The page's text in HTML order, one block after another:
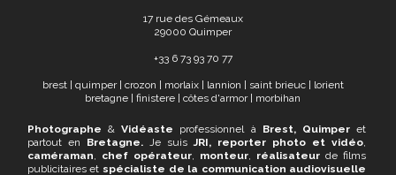
Photographe & Vidéaste professionnel à Brest, Quimper et
partout en Bretagne.Je suisJRI, reporter photo et vidéo,
caméraman, chef opérateur, monteur, réalisateur de films
publicitaires etspécialiste de la communication audiovisuelle
17 rue des Gémeaux
29000 Quimper
+33 6 73 93 70 77
brest| quimper| crozon | morlaix| lannion | saint brieuc| lorient
bretagne |finistere |côtes d'armor| morbihan